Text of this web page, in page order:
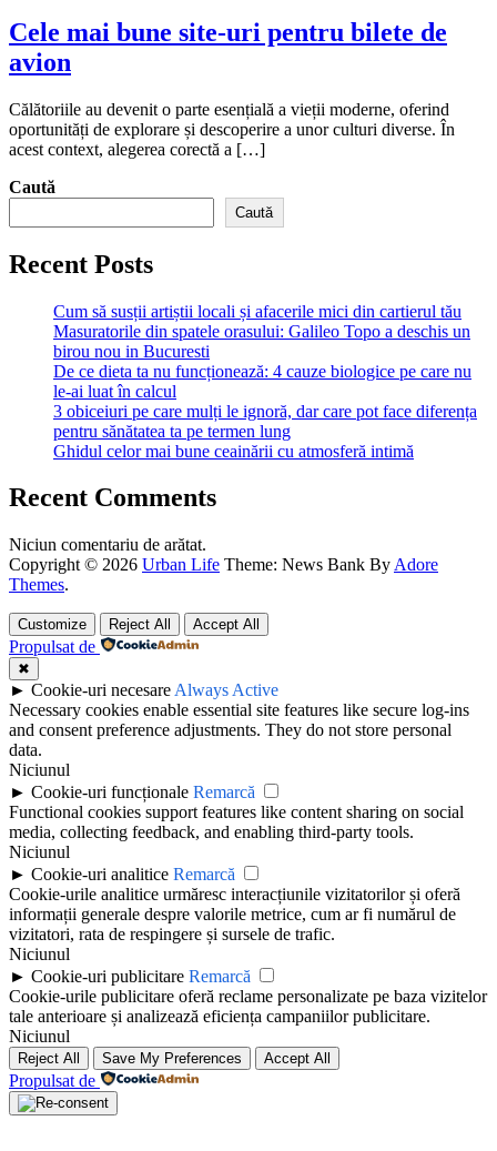
Cele mai bune site-uri pentru bilete de
avion
Călătoriile au devenit o parte esențială a vieții moderne, oferind
oportunități de explorare și descoperire a unor culturi diverse. În
acest context, alegerea corectă a […]
Caută
Caută
Recent Posts
Cum să susții artiștii locali și afacerile mici din cartierul tău
Masuratorile din spatele orasului: Galileo Topo a deschis un
birou nou in Bucuresti
De ce dieta ta nu funcționează: 4 cauze biologice pe care nu
le-ai luat în calcul
3 obiceiuri pe care mulți le ignoră, dar care pot face diferența
pentru sănătatea ta pe termen lung
Ghidul celor mai bune ceainării cu atmosferă intimă
Recent Comments
Niciun comentariu de arătat.
Copyright © 2026 Urban Life Theme: News Bank By Adore
Themes.
Customize Reject All Accept All
Propulsat de
✖
► Cookie-uri necesare Always Active
Necessary cookies enable essential site features like secure log-ins
and consent preference adjustments. They do not store personal
data.
Niciunul
► Cookie-uri funcționale Remarcă
Functional cookies support features like content sharing on social
media, collecting feedback, and enabling third-party tools.
Niciunul
► Cookie-uri analitice Remarcă
Cookie-urile analitice urmăresc interacțiunile vizitatorilor și oferă
informații generale despre valorile metrice, cum ar fi numărul de
vizitatori, rata de respingere și sursele de trafic.
Niciunul
► Cookie-uri publicitare Remarcă
Cookie-urile publicitare oferă reclame personalizate pe baza vizitelor
tale anterioare și analizează eficiența campaniilor publicitare.
Niciunul
Reject All Save My Preferences Accept All
Propulsat de